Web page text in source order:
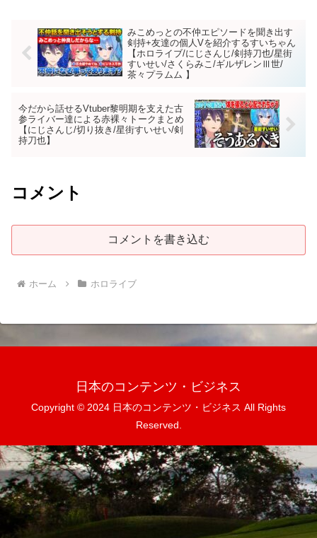
みこめっとの不仲エピソードを聞き出す
剣持+友達の個人Vを紹介するすいちゃん
【ホロライブ/にじさんじ/剣持刀也/星街
すいせい/さくらみこ/ギルザレンⅢ世/
茶々プラムム 】
今だから話せるVtuber黎明期を支えた古
参ライバー達による赤裸々トークまとめ
【にじさんじ/切り抜き/星街すいせい/剣
持刀也】
コメント
コメントを書き込む
ホーム ホロライブ
日本のコンテンツ・ビジネス
Copyright © 2024 日本のコンテンツ・ビジネス All Rights
Reserved.